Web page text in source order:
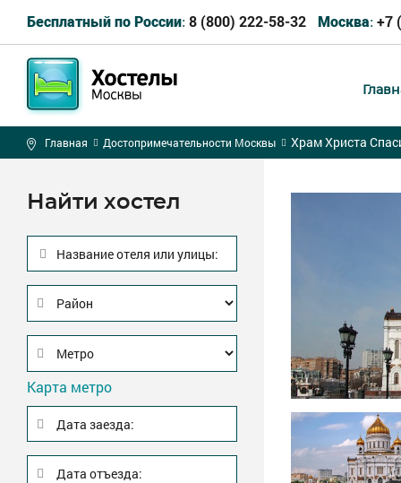
Бесплатный по России: 8 (800) 222-58-32 Москва: +7
Главная Достопримечательности Москвы Храм Христа
Найти хостел
Название отеля или улицы:
Карта метро
Дата заезда:
Дата отъезда: